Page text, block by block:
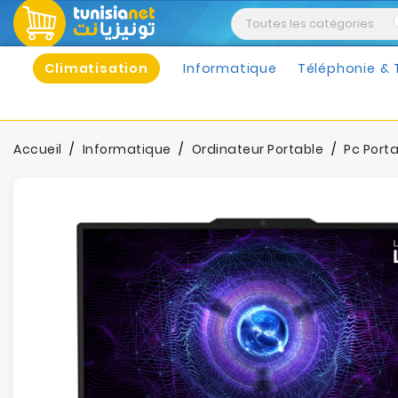
Climatisation Informatique Téléphonie &
Accueil Informatique Ordinateur Portable Pc